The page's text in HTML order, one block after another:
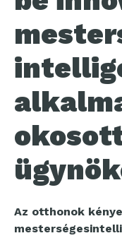
Az otthonok